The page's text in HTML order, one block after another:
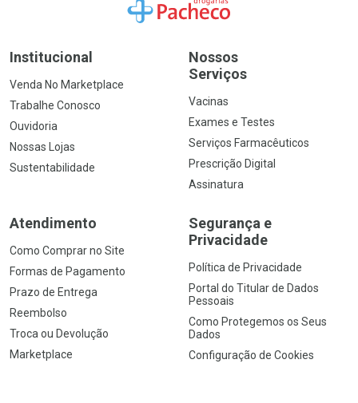
Ir para a Home
Institucional
Venda No Marketplace
Trabalhe Conosco
Ouvidoria
Nossas Lojas
Sustentabilidade
Nossos
Serviços
Vacinas
Exames e Testes
Serviços Farmacêuticos
Prescrição Digital
Assinatura
Atendimento
Como Comprar no Site
Formas de Pagamento
Prazo de Entrega
Reembolso
Troca ou Devolução
Marketplace
Segurança e
Privacidade
Política de Privacidade
Portal do Titular de Dados
Pessoais
Como Protegemos os Seus
Dados
Configuração de Cookies